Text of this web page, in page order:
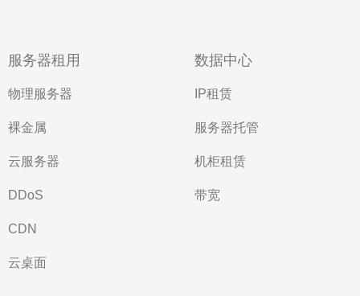
服务器租用
物理服务器
裸金属
云服务器
DDoS
CDN
云桌面
数据中心
IP租赁
服务器托管
机柜租赁
带宽